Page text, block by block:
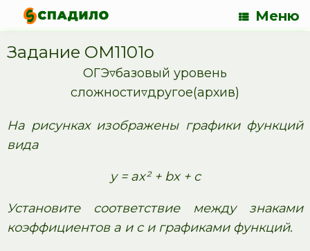
Меню
Задание OM1101o
ОГЭ▿базовый уровень
сложности▿другое(архив)
На рисунках изображены графики функций
вида
y = ax² + bx + c
Установите соответствие между знаками
коэффициентов a и c и графиками функций.